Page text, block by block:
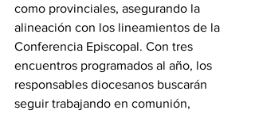
como provinciales, asegurando la
alineación con los lineamientos de la
Conferencia Episcopal. Con tres
encuentros programados al año, los
responsables diocesanos buscarán
seguir trabajando en comunión,